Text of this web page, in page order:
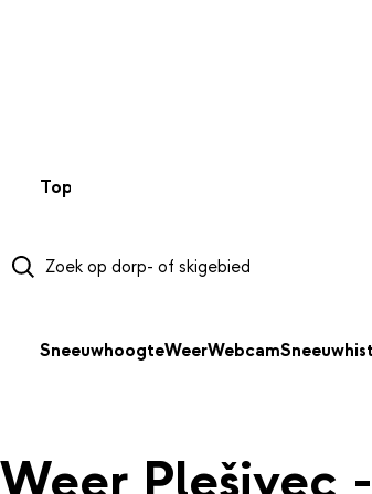
Top 50
SneeuwhoogteWeerWebcam